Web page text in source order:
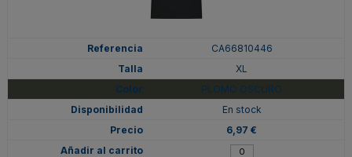
CA66810446
XL
PLOMO OSCURO
En stock
6,97 €